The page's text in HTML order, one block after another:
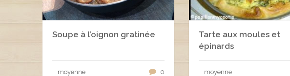
Soupe à l’oignon gratinée
moyenne 0
Tarte aux moules et
épinards
moyenne